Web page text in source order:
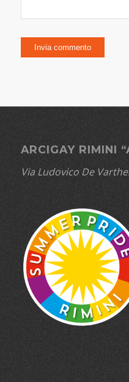
ARCIGAY RIMINI
Via Ludovico De